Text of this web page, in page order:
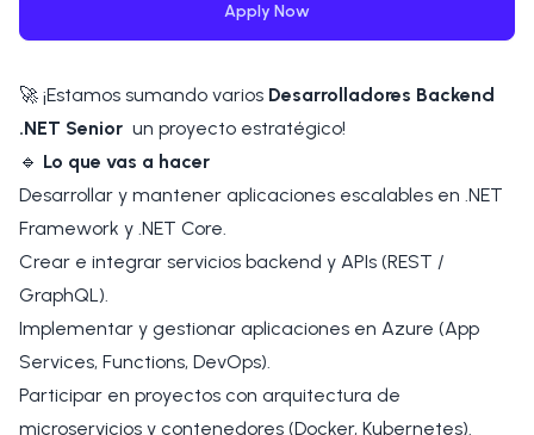
Apply Now
🚀 ¡Estamos sumando varios Desarrolladores Backend
.NET Senior un proyecto estratégico!
🔹 Lo que vas a hacer
Desarrollar y mantener aplicaciones escalables en .NET
Framework y .NET Core.
Crear e integrar servicios backend y APIs (REST /
GraphQL).
Implementar y gestionar aplicaciones en Azure (App
Services, Functions, DevOps).
Participar en proyectos con arquitectura de
microservicios y contenedores (Docker, Kubernetes).